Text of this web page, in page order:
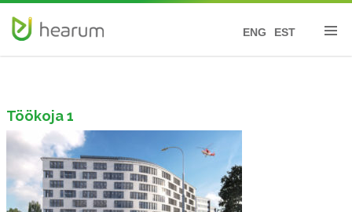
EST
ENG
Töökoja 1